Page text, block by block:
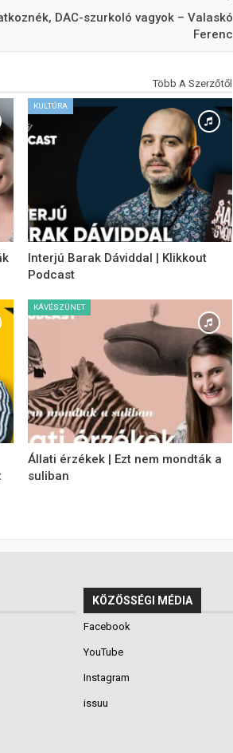
DAC-szurkoló vagyok – Valaskó
Ferenc
Több A Szerzőtől
KULTÚRA
Interjú Barak Dáviddal | Klikkout
Podcast
KÁVÉSZÜNET
Állati érzékek | Ezt nem mondták a
suliban
KÖZÖSSÉGI MÉDIA
Facebook
YouTube
Instagram
issuu